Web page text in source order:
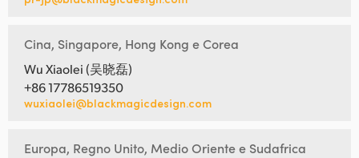
Cina, Singapore, Hong Kong e Corea
Wu Xiaolei (吴晓磊)
+86 17786519350
wuxiaolei@blackmagicdesign.com
Europa, Regno Unito, Medio Oriente e Sudafrica